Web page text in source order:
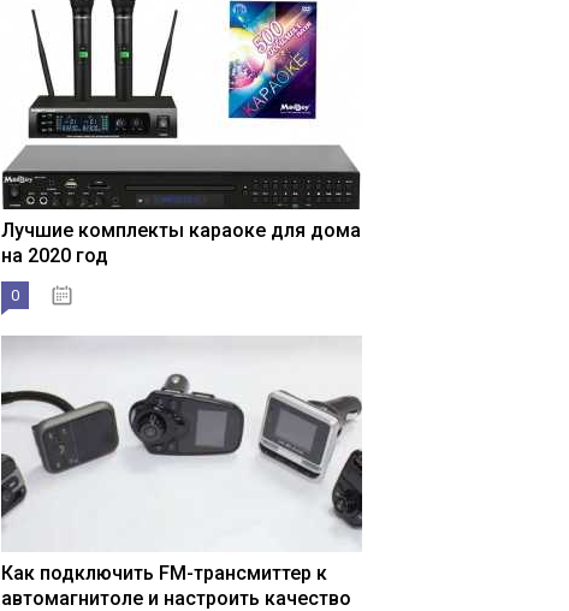
Лучшие комплекты караоке для дома
на 2020 год
0
Как подключить FM-трансмиттер к
автомагнитоле и настроить качество